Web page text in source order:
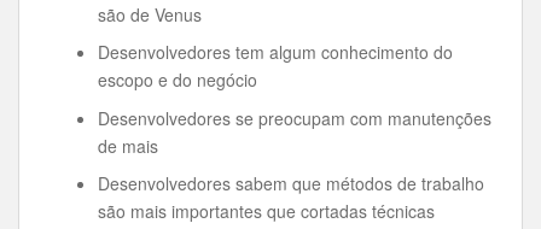
são de Venus
Desenvolvedores tem algum conhecimento do
escopo e do negócio
Desenvolvedores se preocupam com manutenções
de mais
Desenvolvedores sabem que métodos de trabalho
são mais importantes que cortadas técnicas